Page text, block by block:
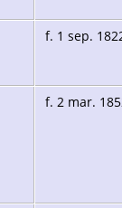
f. 1 sep.
f. 2 mar.